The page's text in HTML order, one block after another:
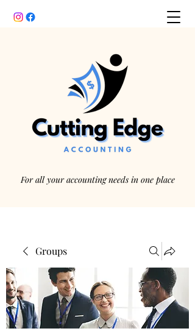
For all your accounting needs in one place
jennifermcchesney@yahoo.com
Groups